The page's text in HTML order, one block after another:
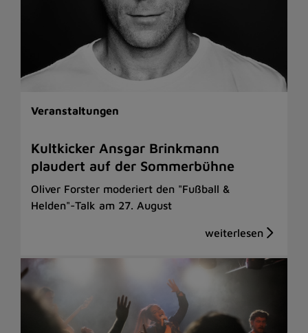
Veranstaltungen
Kultkicker Ansgar Brinkmann
plaudert auf der Sommerbühne
Oliver Forster moderiert den "Fußball &
Helden"-Talk am 27. August